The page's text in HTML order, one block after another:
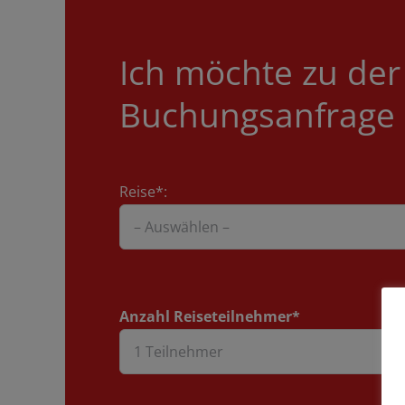
Ich möchte zu
Reise*:
Anzahl Reiseteilnehmer*